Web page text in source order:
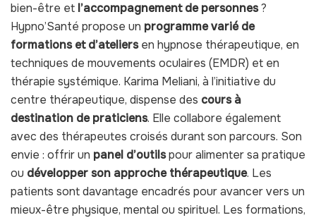
bien-être et l’accompagnement de personnes?
Hypno’Santé propose un programme varié de
formations et d’ateliersen hypnose thérapeutique, en
techniques de mouvements oculaires (EMDR) et en
thérapie systémique. Karima Meliani, à l’initiative du
centre thérapeutique, dispense des cours à
destination de praticiens. Elle collabore également
avec des thérapeutes croisés durant son parcours. Son
envie : offrir un panel d’outilspour alimenter sa pratique
ou développer son approche thérapeutique. Les
patients sont davantage encadrés pour avancer vers un
mieux-être physique, mental ou spirituel. Les formations,